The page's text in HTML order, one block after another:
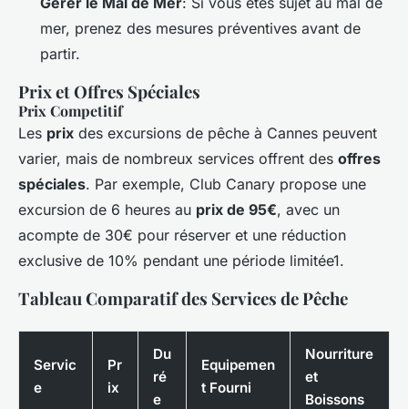
mer, prenez des mesures préventives avant de
partir.
Prix et Offres Spéciales
Prix Competitif
Les prix des excursions de pêche à Cannes peuvent
varier, mais de nombreux services offrent des offres
spéciales. Par exemple, Club Canary propose une
excursion de 6 heures au prix de 95€, avec un
acompte de 30€ pour réserver et une réduction
exclusive de 10% pendant une période limitée1.
Tableau Comparatif des Services de Pêche
Servic
e
Pr
ix
Du
ré
e
Equipemen
t Fourni
Nourriture
et
Boissons